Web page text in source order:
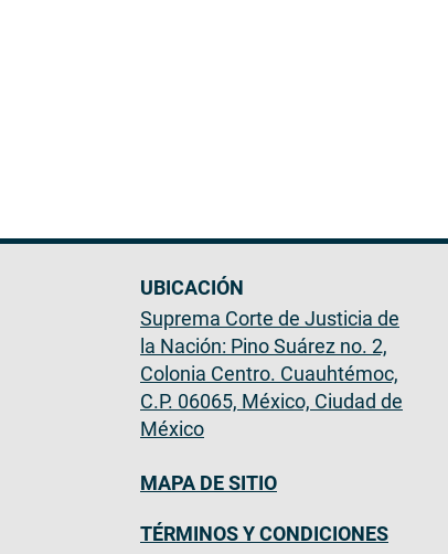
UBICACIÓN
Suprema Corte de Justicia de
la Nación: Pino Suárez no. 2,
Colonia Centro. Cuauhtémoc,
C.P. 06065, México, Ciudad de
México
MAPA DE SITIO
TÉRMINOS Y CONDICIONES